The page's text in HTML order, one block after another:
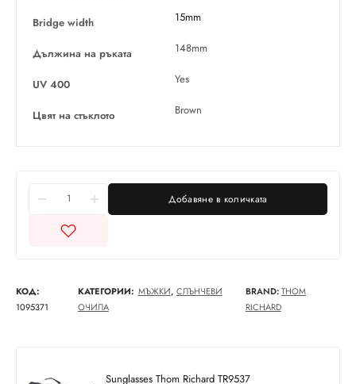
Bridge width 15mm
Дължина на ръката 148mm
UV 400 Yes
Цвят на стъклото Brown
Добавяне в количката
КОД:
1095371
КАТЕГОРИИ: МЪЖКИ, СЛЪНЧЕВИ
ОЧИЛА
BRAND:THOM
RICHARD
Sunglasses Thom Richard TR9537